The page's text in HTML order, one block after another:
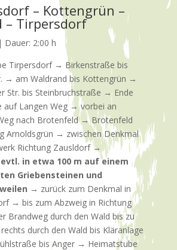
– Kottengrün –
– Tirpersdorf
Dauer: 2:00 h
Tirpersdorf → Birkenstraße bis
→ am Waldrand bis Kottengrün →
Str. bis Steinbruchstraße → Ende
auf Langen Weg → vorbei an
nach Brotenfeld → Brotenfeld
Arnoldsgrün → zwischen Denkmal
Richtung Zausldorf →
in etwa 100 m auf einem
Griebensteinen und
→ zurück zum Denkmal in
→ bis zum Abzweig in Richtung
Brandweg durch den Wald bis zu
durch den Wald bis Kläranlage
bis Anger → Heimatstube